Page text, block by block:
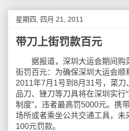
星期四, 四月 21, 2011
带刀上街罚款百元
据报道，深圳大运会期间购
街罚百元：为确保深圳大运会顺
2011年7月1号到8月31号，菜刀
品刀、锉刀等刀具将在深圳实行
制度”，违者最高罚5000元。携
场所或者乘坐公共交通工具，未
100元罚款。